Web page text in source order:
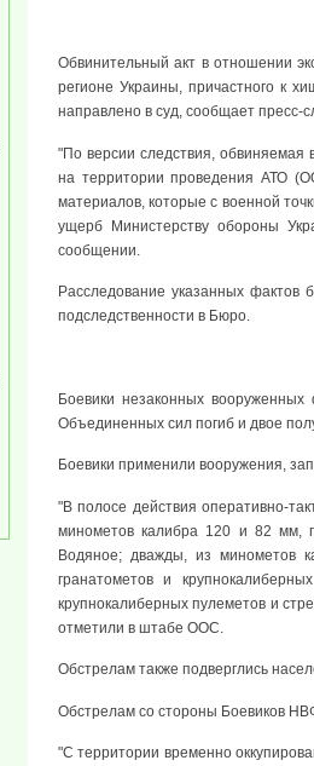
Обвинительный акт в отношении
регионе Украины, причастного к
направлено в суд, сообщает пресс-
"По версии следствия, обвиняемая
на территории проведения АТО
материалов, которые с военной
ущерб Министерству обороны
сообщении.
Расследование указанных
подследственности в Бюро.
Боевики незаконных
Объединенных сил погиб и двое
Боевики применили вооружения,
"В полосе действия оперативно-
минометов калибра 120 и 82 мм,
Водяное; дважды, из минометов
гранатометов и
крупнокалиберных пулеметов и
отметили в штабе ООС.
Обстрелам также подверглись
Обстрелам со стороны Боевиков
"С территории временно